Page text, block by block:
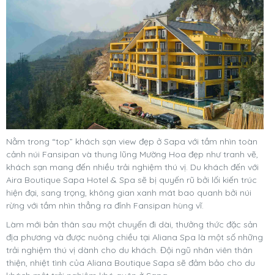
Nằm trong “top” khách sạn view đẹp ở Sapa với tầm nhìn toàn
cảnh núi Fansipan và thung lũng Mường Hoa đẹp như tranh vẽ,
khách sạn mang đến nhiều trải nghiệm thú vị. Du khách đến với
Aira Boutique Sapa Hotel & Spa sẽ bị quyến rũ bởi lối kiến ​​trúc
hiện đại, sang trọng, không gian xanh mát bao quanh bởi núi
rừng với tầm nhìn thẳng ra đỉnh Fansipan hùng vĩ.
Làm mới bản thân sau một chuyến đi dài, thưởng thức đặc sản
địa phương và được nuông chiều tại Aliana Spa là một số những
trải nghiệm thú vị dành cho du khách. Đội ngũ nhân viên thân
thiện, nhiệt tình của Aliana Boutique Sapa sẽ đảm bảo cho du